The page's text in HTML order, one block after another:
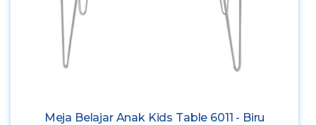
Meja Belajar Anak Kids Table 6011 - Biru